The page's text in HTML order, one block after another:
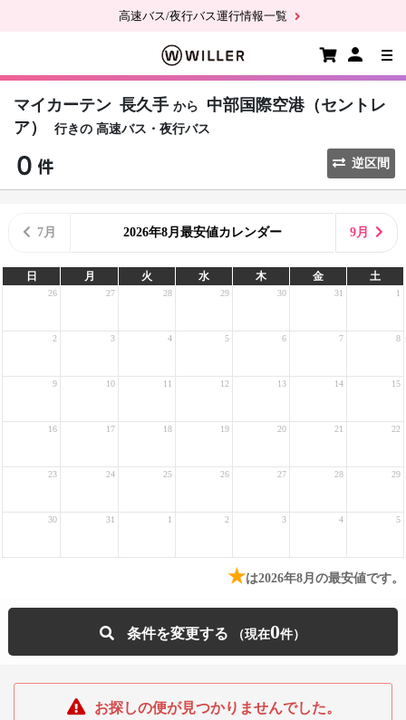
高速バス/夜行バス運行情報一覧
マイカーテン 長久手 から
中部国際空港（セントレ
ア）
行きの 高速バス・夜行バス
逆区間
7月 2026年8月最安値カレンダー 9月
日 月 火 水 木 金 土
26 27 28 29 30 31 1
2 3 4 5 6 7 8
9 10 11 12 13 14 15
16 17 18 19 20 21 22
23 24 25 26 27 28 29
30 31 1 2 3 4 5
★は2026年8月の最安値です。
条件を変更する 0
お探しの便が見つかりませんでした。